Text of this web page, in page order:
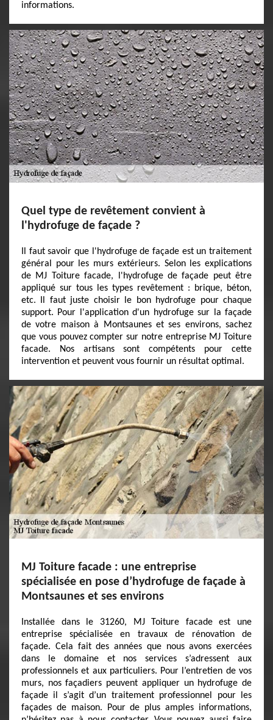
informations.
Quel type de revêtement convient à
l'hydrofuge de façade ?
Il faut savoir que l'hydrofuge de façade est un traitement
général pour les murs extérieurs. Selon les explications
de MJ Toiture facade, l'hydrofuge de façade peut être
appliqué sur tous les types revêtement : brique, béton,
etc. Il faut juste choisir le bon hydrofuge pour chaque
support. Pour l'application d'un hydrofuge sur la façade
de votre maison à Montsaunes et ses environs, sachez
que vous pouvez compter sur notre entreprise MJ Toiture
facade. Nos artisans sont compétents pour cette
intervention et peuvent vous fournir un résultat optimal.
MJ Toiture facade : une entreprise
spécialisée en pose d’hydrofuge de façade à
Montsaunes et ses environs
Installée dans le 31260, MJ Toiture facade est une
entreprise spécialisée en travaux de rénovation de
façade. Cela fait des années que nous avons exercées
dans le domaine et nos services s’adressent aux
professionnels et aux particuliers. Pour l’entretien de vos
murs, nos façadiers peuvent appliquer un hydrofuge de
façade il s’agit d’un traitement professionnel pour les
façades de maison. Pour de plus amples informations,